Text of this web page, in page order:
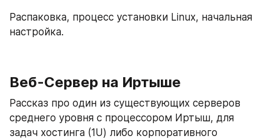
Распаковка, процесс установки Linux, начальная
настройка.
Веб-Сервер на Иртыше
Рассказ про один из существующих серверов
среднего уровня с процессором Иртыш, для
задач хостинга (1U) либо корпоративного